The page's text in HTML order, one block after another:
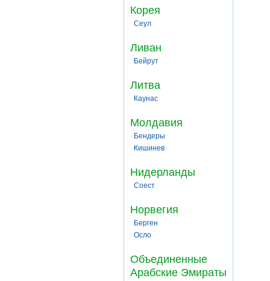
Корея
Сеул
Ливан
Бейрут
Литва
Каунас
Молдавия
Бендеры
Кишинев
Нидерланды
Соест
Норвегия
Берген
Осло
Объединенные
Арабские Эмираты